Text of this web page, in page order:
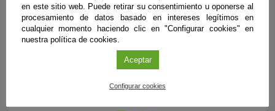
DOCUMENTACIÓN ADICIONAL
Procedimiento
en este sitio web. Puede retirar su consentimiento u oponerse al
procesamiento de datos basado en intereses legítimos en
cualquier momento haciendo clic en "Configurar cookies" en
nuestra política de cookies.
Aceptar
Configurar cookies